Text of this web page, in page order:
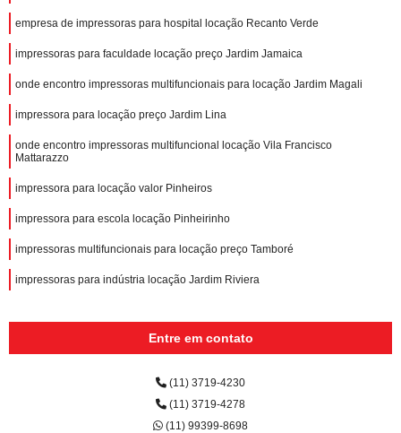
empresa de impressoras para hospital locação Recanto Verde
impressoras para faculdade locação preço Jardim Jamaica
onde encontro impressoras multifuncionais para locação Jardim Magali
impressora para locação preço Jardim Lina
onde encontro impressoras multifuncional locação Vila Francisco
Mattarazzo
impressora para locação valor Pinheiros
impressora para escola locação Pinheirinho
impressoras multifuncionais para locação preço Tamboré
impressoras para indústria locação Jardim Riviera
Entre em contato
(11) 3719-4230
(11) 3719-4278
(11) 99399-8698